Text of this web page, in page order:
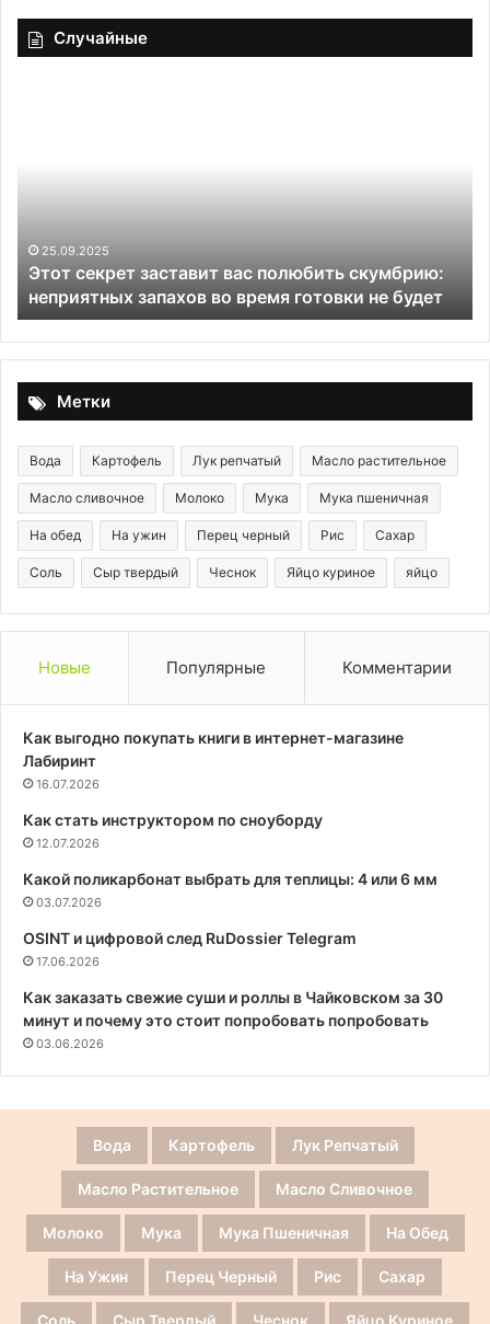
Случайные
запахов
во
время
готовки
не
будет
25.09.2025
Этот секрет заставит вас полюбить скумбрию:
неприятных запахов во время готовки не будет
Метки
Вода Картофель Лук репчатый Масло растительное
Масло сливочное Молоко Мука Мука пшеничная
На обед На ужин Перец черный Рис Сахар
Соль Сыр твердый Чеснок Яйцо куриное яйцо
Новые Популярные Комментарии
Как выгодно покупать книги в интернет-магазине
Лабиринт
16.07.2026
Как стать инструктором по сноуборду
12.07.2026
Какой поликарбонат выбрать для теплицы: 4 или 6 мм
03.07.2026
OSINT и цифровой след RuDossier Telegram
17.06.2026
Как заказать свежие суши и роллы в Чайковском за 30
минут и почему это стоит попробовать попробовать
03.06.2026
Вода Картофель Лук Репчатый
Масло Растительное Масло Сливочное
Молоко Мука Мука Пшеничная На Обед
На Ужин Перец Черный Рис Сахар
Соль Сыр Твердый Чеснок Яйцо Куриное